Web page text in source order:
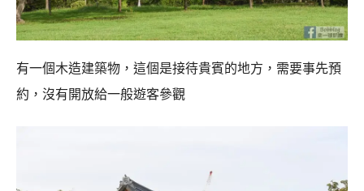
有一個木造建築物，這個是接待貴賓的地方，需要事先預
約，沒有開放給一般遊客參觀